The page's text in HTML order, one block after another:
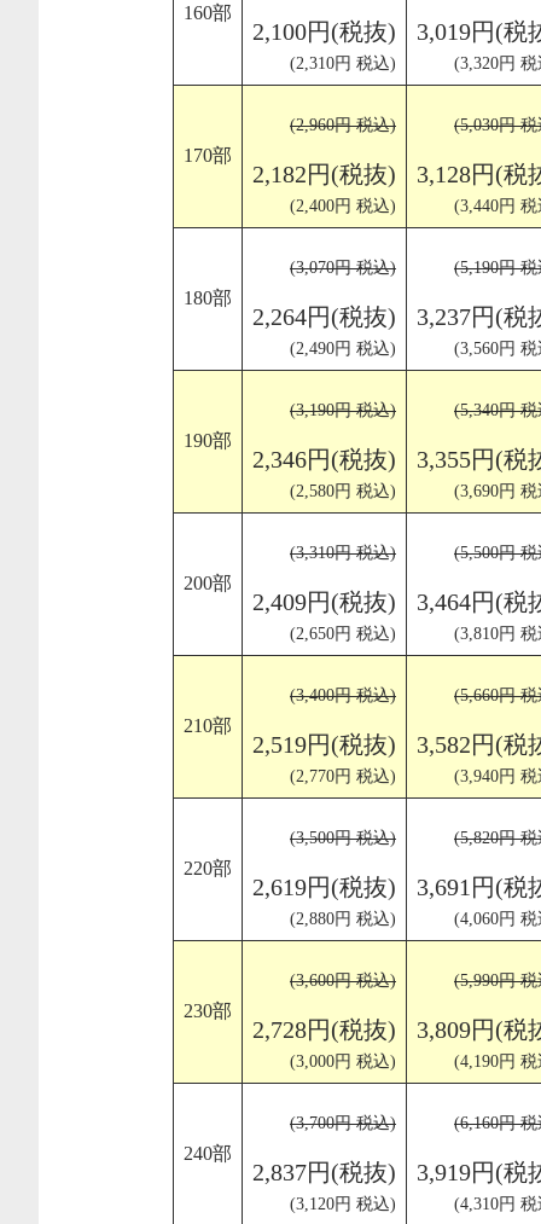
160部
2,100円(税抜)
(2,310円 税込)
3,019円(税
(3,320円
170部
(2,960円 税込)
2,182円(税抜)
(2,400円 税込)
(5,030円
3,128円(税
(3,440円
180部
(3,070円 税込)
2,264円(税抜)
(2,490円 税込)
(5,190円
3,237円(税
(3,560円
190部
(3,190円 税込)
2,346円(税抜)
(2,580円 税込)
(5,340円
3,355円(税
(3,690円
200部
(3,310円 税込)
2,409円(税抜)
(2,650円 税込)
(5,500円
3,464円(税
(3,810円
210部
(3,400円 税込)
2,519円(税抜)
(2,770円 税込)
(5,660円
3,582円(税
(3,940円
220部
(3,500円 税込)
2,619円(税抜)
(2,880円 税込)
(5,820円
3,691円(税
(4,060円
230部
(3,600円 税込)
2,728円(税抜)
(3,000円 税込)
(5,990円
3,809円(税
(4,190円
240部
(3,700円 税込)
2,837円(税抜)
(3,120円 税込)
(6,160円
3,919円(税
(4,310円